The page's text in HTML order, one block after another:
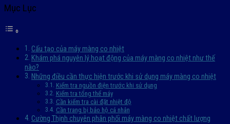
Mục Lục
Cấu tạo của máy màng co nhiệt
Khám phá nguyên lý hoạt động của máy màng co nhiệt như thế
nào?
Những điều cần thực hiện trước khi sử dụng máy màng co nhiệt
Kiểm tra nguồn điện trước khi sử dụng
Kiểm tra tổng thể máy
Cần kiểm tra cài đặt nhiệt độ
Cần trang bị bảo hộ cá nhân
Cường Thịnh chuyên phân phối máy màng co nhiệt chất lượng